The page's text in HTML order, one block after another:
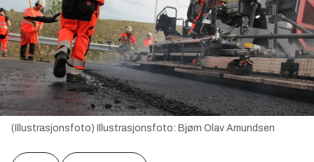
(Illustrasjonsfoto) Illustrasjonsfoto: Bjørn Olav Amundsen